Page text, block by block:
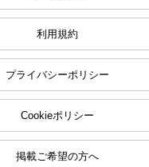
利用規約
プライバシーポリシー
Cookieポリシー
掲載ご希望の方へ